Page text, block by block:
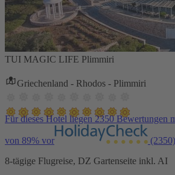
TUI MAGIC LIFE Plimmiri
Griechenland - Rhodos - Plimmiri
Für dieses Hotel liegen 2350 Bewertungen
von 89% vor (2350)
8-tägige Flugreise, DZ Gartenseite inkl. AI